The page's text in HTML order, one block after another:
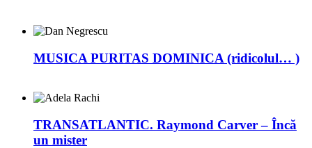
MUSICA PURITAS DOMINICA (ridicolul… )
TRANSATLANTIC. Raymond Carver – Încă
un mister